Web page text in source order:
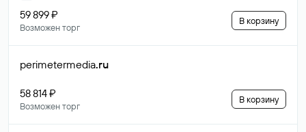
59 899 ₽
Возможен торг
В корзину
perimetermedia.ru
58 814 ₽
Возможен торг
В корзину